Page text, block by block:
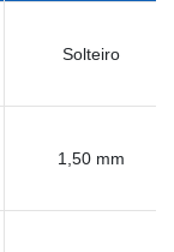
Solteiro
1,50 mm